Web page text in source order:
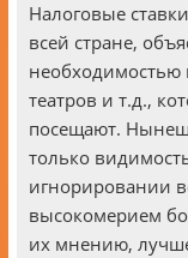
Налоговые
всей стране,
необходимостью
театров и т.д.,
посещают.
только
игнорировании
высокомерием
их мнению,